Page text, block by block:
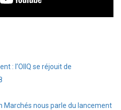
: l’OIIQ se réjouit de
Marchés nous parle du lancement